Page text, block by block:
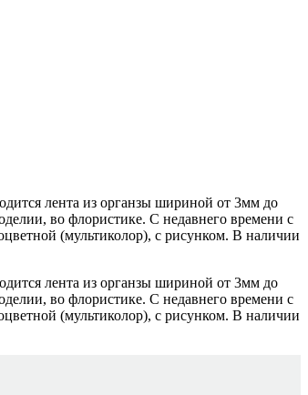
лента из органзы шириной от 3мм до
во флористике. С недавнего времени с
(мультиколор), с рисунком. В наличии
лента из органзы шириной от 3мм до
во флористике. С недавнего времени с
(мультиколор), с рисунком. В наличии